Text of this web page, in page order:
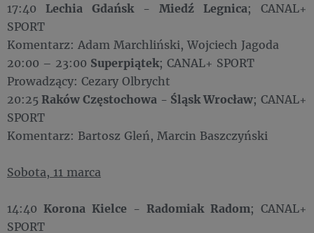
17:40Lechia Gdańsk- Miedź Legnica; CANAL+
SPORT
Komentarz: Adam Marchliński, Wojciech Jagoda
20:00 – 23:00 Superpiątek; CANAL+ SPORT
Prowadzący: Cezary Olbrycht
20:25Raków Częstochowa - Śląsk Wrocław; CANAL+
SPORT
Komentarz: Bartosz Gleń, Marcin Baszczyński
Sobota, 11 marca
14:40Korona Kielce-Radomiak Radom; CANAL+
SPORT